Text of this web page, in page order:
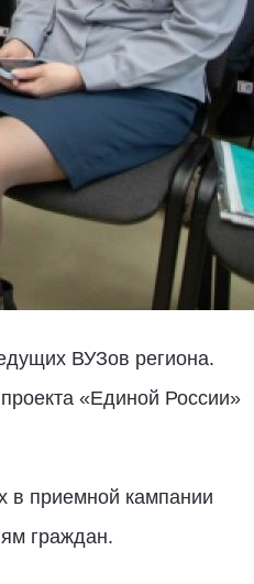
ВУЗов региона.
«Единой России»
в приемной кампании
граждан.